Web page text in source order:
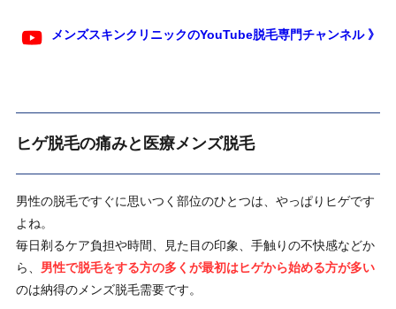
メンズスキンクリニックのYouTube脱毛専門チャンネル 》
ヒゲ脱毛の痛みと医療メンズ脱毛
男性の脱毛ですぐに思いつく部位のひとつは、やっぱりヒゲです
よね。
毎日剃るケア負担や時間、見た目の印象、手触りの不快感などか
ら、 男性で脱毛をする方の多くが最初はヒゲから始める方が多い
のは納得のメンズ脱毛需要です。